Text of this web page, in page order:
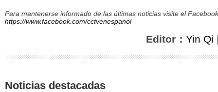
Para mantenerse informado de las últimas noticias visite el
https://www.facebook.com/cctvenespanol
Editor： Yin Qi
Noticias destacadas